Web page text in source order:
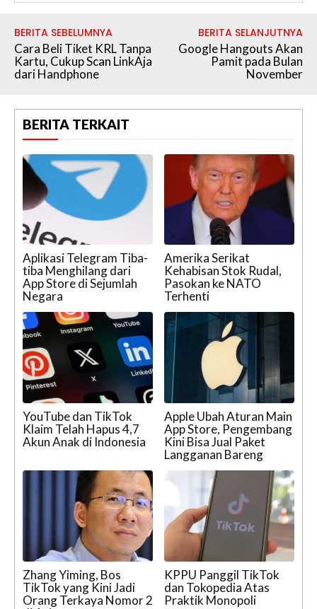
BERITA SEBELUMNYA
Cara Beli Tiket KRL Tanpa
Kartu, Cukup Scan LinkAja
dari Handphone
BERITA SELANJUTNYA
Google Hangouts Akan
Pamit pada Bulan
November
BERITA TERKAIT
Aplikasi Telegram Tiba-
tiba Menghilang dari
App Store di Sejumlah
Negara
Amerika Serikat
Kehabisan Stok Rudal,
Pasokan ke NATO
Terhenti
YouTube dan TikTok
Klaim Telah Hapus 4,7
Akun Anak di Indonesia
Apple Ubah Aturan Main
App Store, Pengembang
Kini Bisa Jual Paket
Langganan Bareng
Zhang Yiming, Bos
TikTok yang Kini Jadi
Orang Terkaya Nomor 2
KPPU Panggil TikTok
dan Tokopedia Atas
Praktik Monopoli